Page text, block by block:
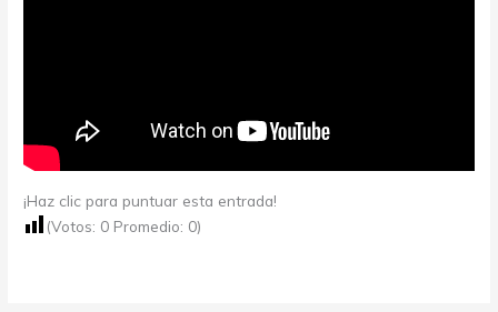
¡Haz clic para puntuar esta entrada!
(Votos: 0 Promedio: 0)